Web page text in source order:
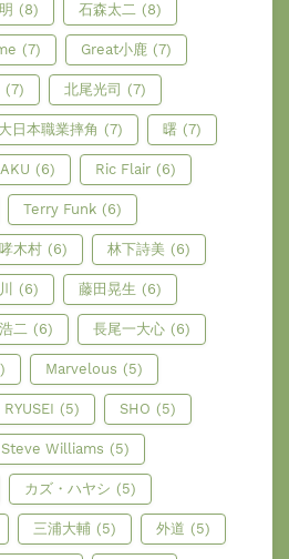
(8) 石森太二 (8)
(7) Great小鹿 (7)
(7) 北尾光司 (7)
大日本職業摔角 (7) 曙 (7)
(6) Ric Flair (6)
Terry Funk (6)
木村 (6) 林下詩美 (6)
(6) 藤田晃生 (6)
二 (6) 長尾一大心 (6)
Marvelous (5)
RYUSEI (5) SHO (5)
Steve Williams (5)
カズ・ハヤシ (5)
三浦大輔 (5) 外道 (5)